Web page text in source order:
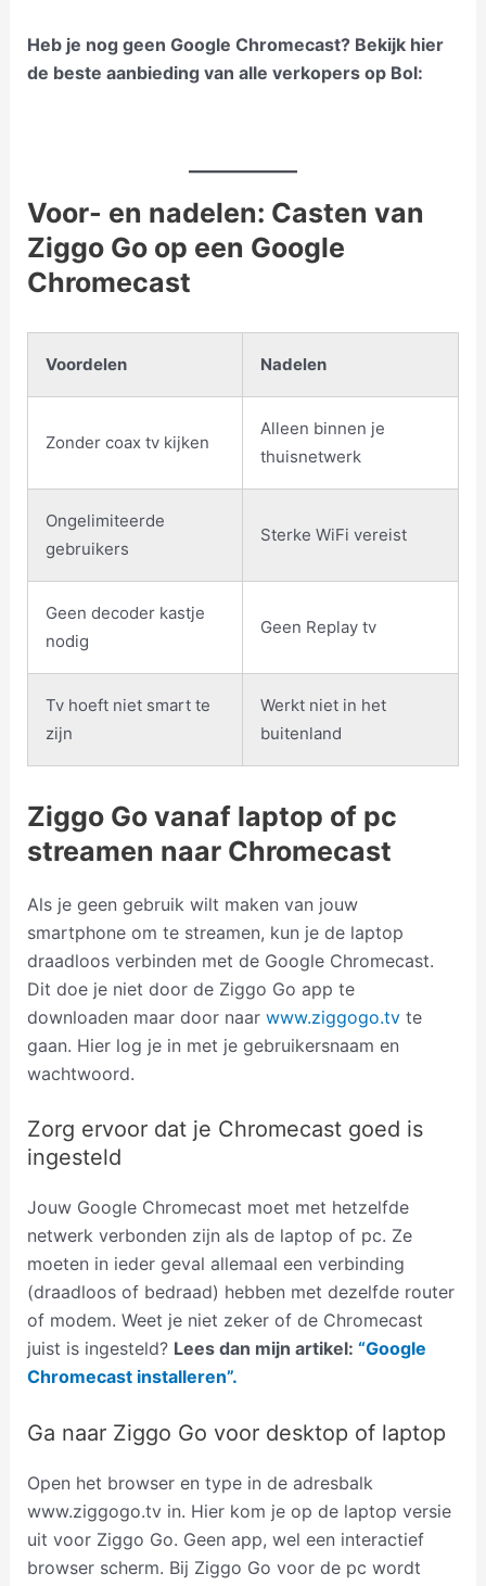
Heb je nog geen Google Chromecast? Bekijk hier
de beste aanbieding van alle verkopers op Bol:
Voor- en nadelen: Casten van
Ziggo Go op een Google
Chromecast
Voordelen Nadelen
Zonder coax tv kijken
Alleen binnen je
thuisnetwerk
Ongelimiteerde
gebruikers
Sterke WiFi vereist
Geen decoder kastje
nodig
Geen Replay tv
Tv hoeft niet smart te
zijn
Werkt niet in het
buitenland
Ziggo Go vanaf laptop of pc
streamen naar Chromecast
Als je geen gebruik wilt maken van jouw
smartphone om te streamen, kun je de laptop
draadloos verbinden met de Google Chromecast.
Dit doe je niet door de Ziggo Go app te
downloaden maar door naar www.ziggogo.tv te
gaan. Hier log je in met je gebruikersnaam en
wachtwoord.
Zorg ervoor dat je Chromecast goed is
ingesteld
Jouw Google Chromecast moet met hetzelfde
netwerk verbonden zijn als de laptop of pc. Ze
moeten in ieder geval allemaal een verbinding
(draadloos of bedraad) hebben met dezelfde router
of modem. Weet je niet zeker of de Chromecast
juist is ingesteld? Lees dan mijn artikel: “Google
Chromecast installeren”.
Ga naar Ziggo Go voor desktop of laptop
Open het browser en type in de adresbalk
www.ziggogo.tv in. Hier kom je op de laptop versie
uit voor Ziggo Go. Geen app, wel een interactief
browser scherm. Bij Ziggo Go voor de pc wordt